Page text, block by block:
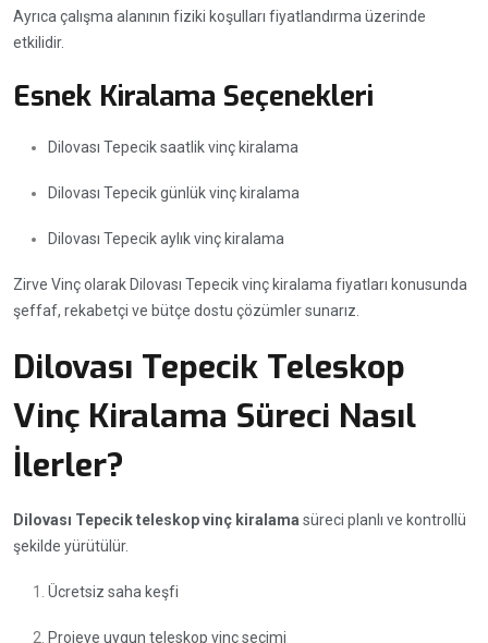
Ayrıca çalışma alanının fiziki koşulları fiyatlandırma üzerinde
etkilidir.
Esnek Kiralama Seçenekleri
Dilovası Tepecik saatlik vinç kiralama
Dilovası Tepecik günlük vinç kiralama
Dilovası Tepecik aylık vinç kiralama
Zirve Vinç olarak Dilovası Tepecik vinç kiralama fiyatları konusunda
şeffaf, rekabetçi ve bütçe dostu çözümler sunarız.
Dilovası Tepecik Teleskop
Vinç Kiralama Süreci Nasıl
İlerler?
Dilovası Tepecik teleskop vinç kiralama süreci planlı ve kontrollü
şekilde yürütülür.
Ücretsiz saha keşfi
Projeye uygun teleskop vinç seçimi